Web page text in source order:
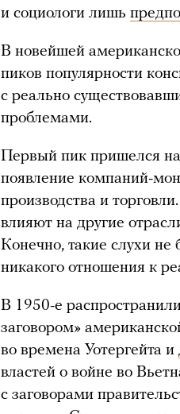
и социологи лишь
В новейшей
пиков популярности
с реально
проблемами.
Первый пик пришелся на
появление компаний-
производства и
влияют на другие
Конечно, такие слухи
никакого отношения к
В 1950-е
заговором»
во времена Уотергейта и
властей о войне во
с заговорами